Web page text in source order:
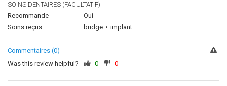
SOINS DENTAIRES (FACULTATIF)
Recommande
Oui
Soins reçus
bridge implant
Commentaires (0)
Was this review helpful?
0 0